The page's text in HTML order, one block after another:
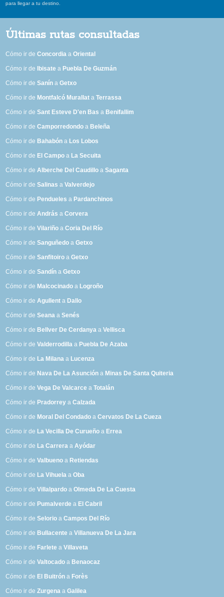
para llegar a tu destino.
Últimas rutas consultadas
Cómo ir deConcordia aOriental
Cómo ir de Ibisate a Puebla De Guzmán
Cómo ir deSanín aGetxo
Cómo ir de Montfalcó Murallat aTerrassa
Cómo ir deSant Esteve D'en Bas a Benifallim
Cómo ir deCamporredondo a Beleña
Cómo ir de Bahabón a Los Lobos
Cómo ir de El Campo a La Secuita
Cómo ir deAlberche Del Caudillo aSaganta
Cómo ir deSalinas aValverdejo
Cómo ir de Pendueles a Pardanchinos
Cómo ir deAndrás aCorvera
Cómo ir deVilariño aCoria Del Río
Cómo ir deSanguñedo aGetxo
Cómo ir deSanfitoiro aGetxo
Cómo ir deSandín aGetxo
Cómo ir de Malcocinado a Logroño
Cómo ir deAgullent a Dallo
Cómo ir deSeana aSenés
Cómo ir de Bellver De Cerdanya aVellisca
Cómo ir deValderrodilla a Puebla De Azaba
Cómo ir de La Milana a Lucenza
Cómo ir de Nava De La Asunción a Minas De Santa Quiteria
Cómo ir deVega De Valcarce aTotalán
Cómo ir de Pradorrey aCalzada
Cómo ir de Moral Del Condado aCervatos De La Cueza
Cómo ir de La Vecilla De Curueño a Errea
Cómo ir de La Carrera aAyódar
Cómo ir deValbueno a Retiendas
Cómo ir de La Vihuela aOba
Cómo ir deVillalpardo aOlmeda De La Cuesta
Cómo ir de Pumalverde a El Cabril
Cómo ir deSelorio aCampos Del Río
Cómo ir de Bullacente aVillanueva De La Jara
Cómo ir de Farlete aVillaveta
Cómo ir deValtocado a Benaocaz
Cómo ir de El Buitrón a Forès
Cómo ir deZurgena aGalilea